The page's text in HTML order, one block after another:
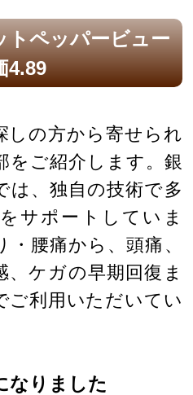
トペッパービュー
4.89
しの方から寄せられ
をご紹介します。銀
は、独自の技術で多
サポートしていま
腰痛から、頭痛、
、ケガの早期回復ま
ご利用いただいてい
なりました